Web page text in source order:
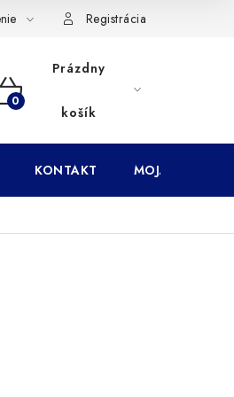
Vernostný program AbovZoo
Registrácia
Prázdny
košík
KONTAKT MOJA